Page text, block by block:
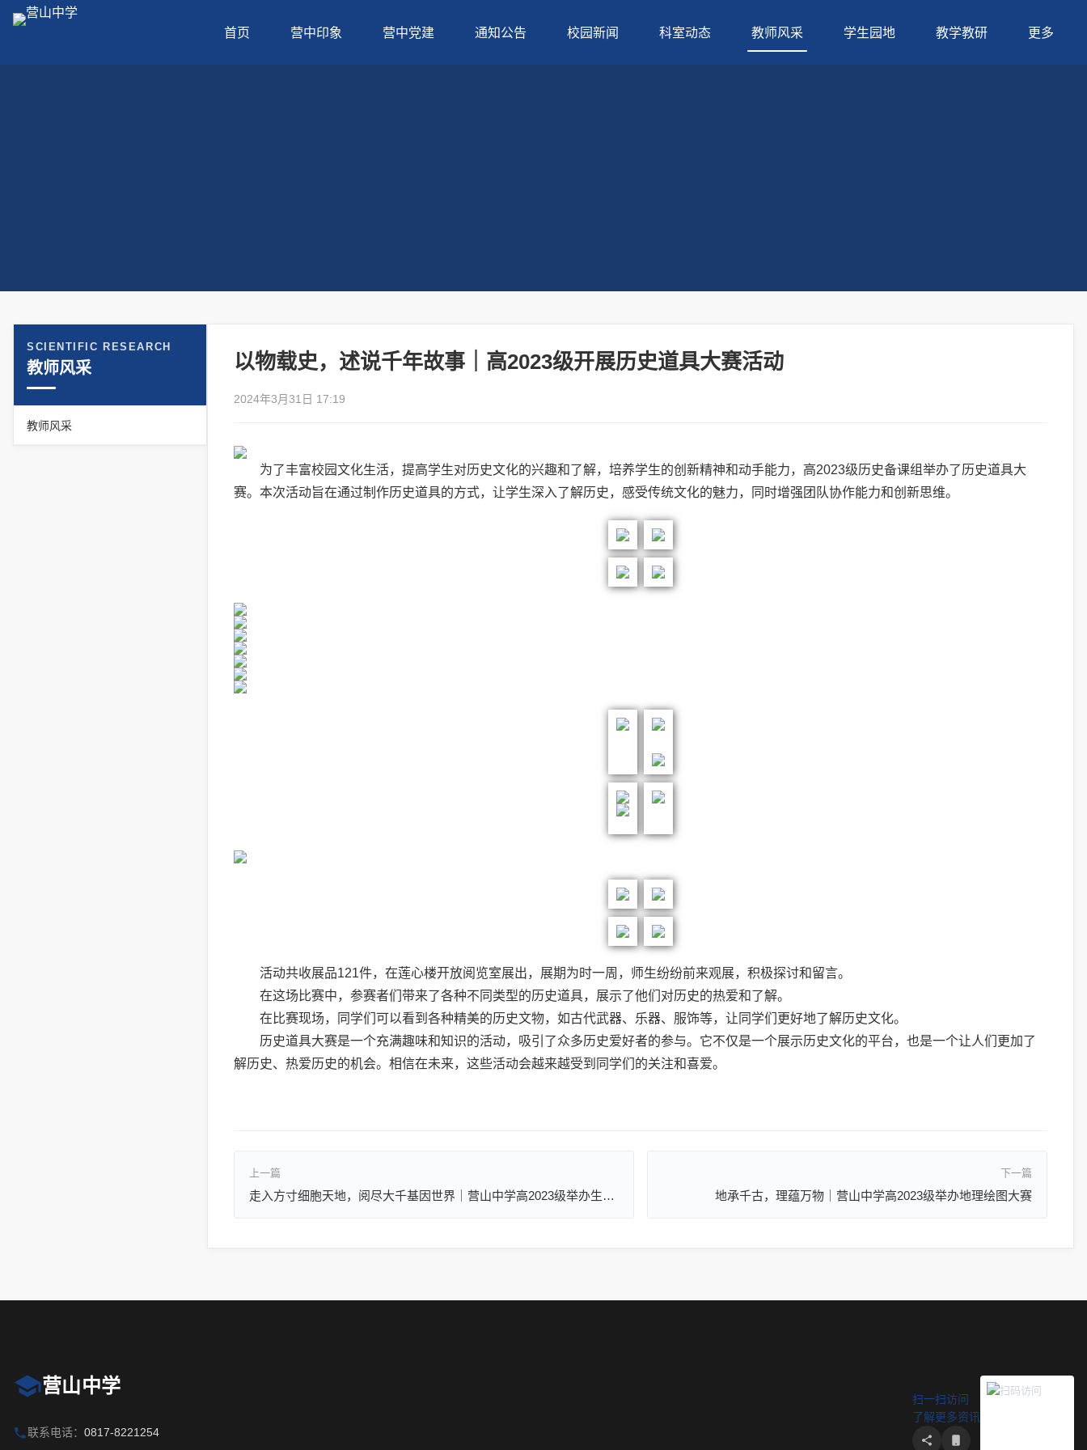
首页 营中印象 营中党建 通知公告 校园新闻 科室动态 教师风采 学生园地 教学教研 更多
SCIENTIFIC RESEARCH
教师风采
教师风采
以物载史，述说千年故事｜高2023级开展历史道具大赛活动
2024年3月31日 17:19
为了丰富校园文化生活，提高学生对历史文化的兴趣和了解，培养学生的创新精神和动手能力，高2023级历史备课组举办了历史道具大
赛。本次活动旨在通过制作历史道具的方式，让学生深入了解历史，感受传统文化的魅力，同时增强团队协作能力和创新思维。
活动共收展品121件，在莲心楼开放阅览室展出，展期为时一周，师生纷纷前来观展，积极探讨和留言。
在这场比赛中，参赛者们带来了各种不同类型的历史道具，展示了他们对历史的热爱和了解。
在比赛现场，同学们可以看到各种精美的历史文物，如古代武器、乐器、服饰等，让同学们更好地了解历史文化。
历史道具大赛是一个充满趣味和知识的活动，吸引了众多历史爱好者的参与。 它不仅是一个展示历史文化的平台，也是一个让人们更加了
解历史、热爱历史的机会。相信在未来，这些活动会越来越受到同学们的关注和喜爱。
上一篇
走入方寸细胞天地，阅尽大千基因世界｜营山中学高2023级举办生物模型大赛
下一篇
地承千古，理蕴万物｜营山中学高2023级举办地理绘图大赛
营山中学
联系电话： 0817-8221254
扫一扫访问
了解更多资讯